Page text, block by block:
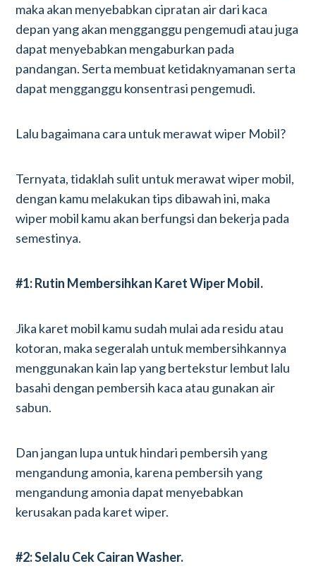
maka akan menyebabkan cipratan air dari kaca
depan yang akan mengganggu pengemudi atau juga
dapat menyebabkan mengaburkan pada
pandangan. Serta membuat ketidaknyamanan serta
dapat mengganggu konsentrasi pengemudi.
Lalu bagaimana cara untuk merawat wiper Mobil?
Ternyata, tidaklah sulit untuk merawat wiper mobil,
dengan kamu melakukan tips dibawah ini, maka
wiper mobil kamu akan berfungsi dan bekerja pada
semestinya.
#1: Rutin Membersihkan Karet Wiper Mobil.
Jika karet mobil kamu sudah mulai ada residu atau
kotoran, maka segeralah untuk membersihkannya
menggunakan kain lap yang bertekstur lembut lalu
basahi dengan pembersih kaca atau gunakan air
sabun.
Dan jangan lupa untuk hindari pembersih yang
mengandung amonia, karena pembersih yang
mengandung amonia dapat menyebabkan
kerusakan pada karet wiper.
#2: Selalu Cek Cairan Washer.